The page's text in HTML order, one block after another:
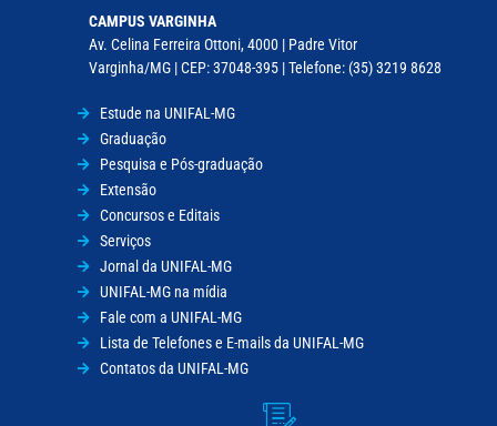
CAMPUS VARGINHA
Av. Celina Ferreira Ottoni, 4000 | Padre Vitor
Varginha/MG | CEP: 37048-395 | Telefone: (35) 3219 8628
Estude na UNIFAL-MG
Graduação
Pesquisa e Pós-graduação
Extensão
Concursos e Editais
Serviços
Jornal da UNIFAL-MG
UNIFAL-MG na mídia
Fale com a UNIFAL-MG
Lista de Telefones e E-mails da UNIFAL-MG
Contatos da UNIFAL-MG